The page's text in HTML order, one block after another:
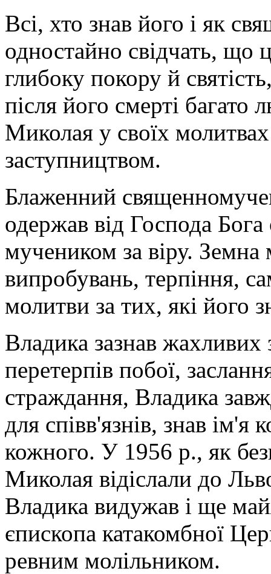
Всі, хто знав його і як
одностайно свідчать, що
глибоку покору й
після його смерті
Миколая у своїх
заступництвом.
Блаженний
одержав від Господа
мучеником за віру.
випробувань, терпіння,
молитви за тих, які його
Владика зазнав
перетерпів побої,
страждання, Владика
для співв'язнів, знав
кожного. У 1956 р., як
Миколая відіслали до
Владика видужав і ще
єпископа катакомбної
ревним молільником.